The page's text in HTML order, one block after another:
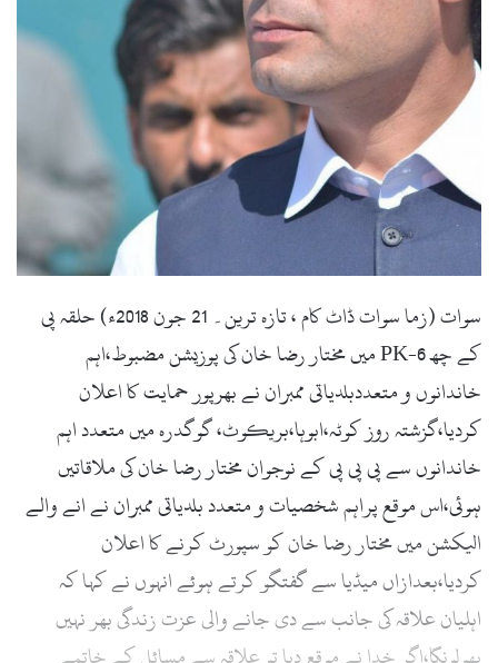
سوات (زما سوات ڈاٹ کام ، تازہ ترین۔ 21 جون 2018ء) حلقہ پی
کے چھ PK-6 میں مختار رضا خان کی پوزیشن مضبوط،اہم
خاندانوں و متعددبلدیاتی ممبران نے بھرپور حمایت کا اعلان
کردیا،گزشتہ روز کوٹہ،ابوہا،بریکوٹ، گوگدرہ میں متعدد اہم
خاندانوں سے پی پی پی کے نوجوان مختار رضا خان کی ملاقاتیں
ہوئی،اس موقع پراہم شخصیات و متعدد بلدیاتی ممبران نے انے والے
الیکشن میں مختار رضا خان کو سپورٹ کرنے کا اعلان
کردیا،بعدازاں میڈیا سے گفتگو کرتے ہوئے انہوں نے کہا کہ
اہلیان علاقہ کی جانب سے دی جانے والی عزت زندگی بھر نہیں